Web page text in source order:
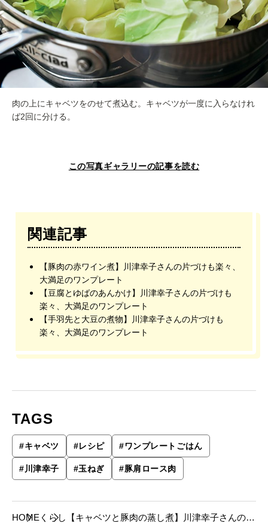
肉の上にキャベツをのせて煮込む。キャベツが一度に入らなけれ
ば2回に分ける。
この写真ギャラリーの記事を読む
関連記事
【豚肉の赤ワイン煮】川津幸子さんの片づけも楽々、
大満足のワンプレート
【豆腐とゆばのあんかけ】川津幸子さんの片づけも
楽々、大満足のワンプレート
【手羽先と大豆の煮物】川津幸子さんの片づけも
楽々、大満足のワンプレート
TAGS
#キャベツ #レシピ #ワンプレートごはん
#川津幸子 #玉ねぎ #豚肩ロース肉
HOME くらし
【キャベツと豚肉の蒸し煮】川津幸子さんの片